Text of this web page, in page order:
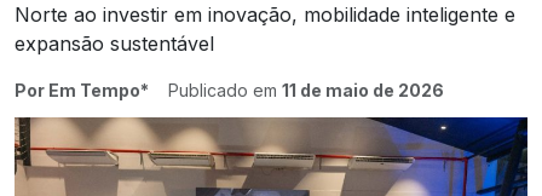
Norte ao investir em inovação, mobilidade inteligente e
expansão sustentável
Por Em Tempo* Publicado em 11 de maio de 2026